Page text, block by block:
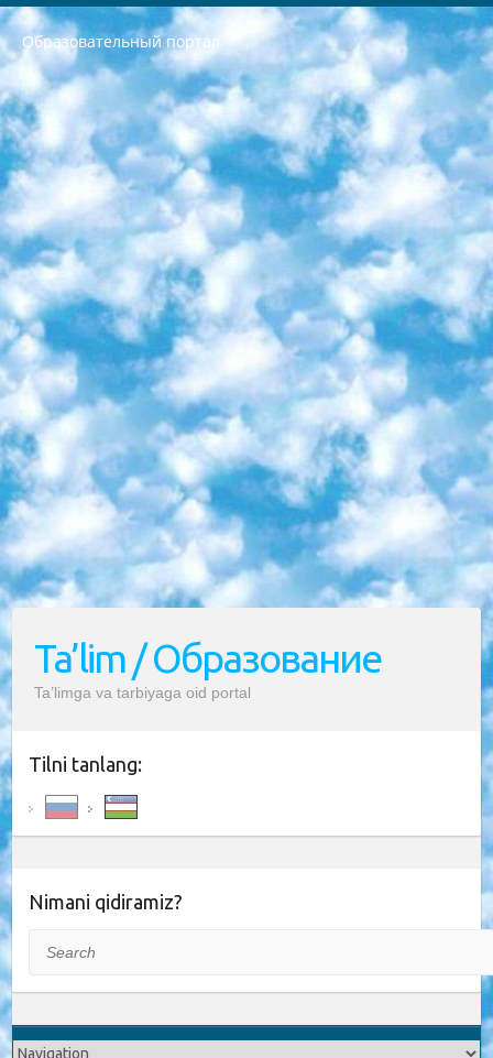
Образовательный портал
РЕСПУБЛИКА УЗБЕКИСТАН МИНИСТРЕРСТВО ДОШКОЛЬНОГО И ШКОЛЬНОГО ОБРАЗОВАНИЯ КОМАНДА в общеобразовательных учреждениях в 2023-2024 учебном году организация и проведение итоговой государственной аттестации обучающихся о Министра дошкольного и школьного образования Республики Узбекистан от 4 марта 2008 года (постановлением Минюста от 20 марта 2008 года № 1778 государственной регистрации) «Итоговое состояние учащихся общего среднего образования на основании положения об утверждении положения об аттестации общего среднего образования выпускной экзамен студентов в образовательных учреждениях в 2023-2024 учебном году В целях организации и прохождения аттестации приказываю: 1. Следующее: перечень предметов, по которым будет проводиться итоговая государственная аттестация и экзамен формы перевода согласно приложению 1; сертификаты международного образца, оценивающие уровень владения иностранными языками перечень согласно приложению 2; 2. Педагогический при специализированных образовательных учреждениях. научно-практический центр квалификации и международной оценки (Д.Давидова) 2024 г. До 25 марта: задания по предметам, по которым будет проводиться итоговая аттестация разработка и утверждение технических условий; итоговая аттестация на основании разработанного предметного задания разработка вопросов по предметам (устно и письменно), экзамен передача; общеобразовательные средние школы и специальные учебные заведения учащиеся выпускных классов школ и интернатов в агентской системе подготовка базы данных экзаменационных материалов и критериев оценки; перевод базы экзаменационных материалов на все языки обучения подать в Республиканский образовательный центр для изготовления; варианты экзаменов на основе разработанных контрольных материалов пусть будут поставлены задачи формирования. 3. Республиканский образовательный центр (Ш.Худайкулов) до 5 апреля 2024 года. до: база данных предоставленных экзаменационных материалов на все языки обучения перевод и экспертиза; для слепых, слабовидящих, глухих, слабослышащих и умственно отсталых детей учащиеся выпускных классов специализированных школ и школ-интернатов база данных экзаменационных материалов на всех преподаваемых языках подготовка критериев оценки; специализированные школы для умственно отсталых детей и технологии для учащихся выпускных классов школ-интернатов разработка соответствующих рекомендаций и критериев проведения ЕГЭ по естествознанию давать задания. 4. Педагогический при специализированных образовательных учреждениях. Научно-практический центр навыков и международной оценки (Д.Давидова), Республика образовательный центр (Худайкулов Ш.) итоговый государственный аттестационный экзамен ориентирован на творческое и логическое мышление при подготовке базы материалов учитывать введение заданий. 5. Следует отметить, что: сертификат государственного образца о знании общеобразовательного предмета и как минимум национальный уровень B1 по предметам на иностранных языках, указанным в Приложении 2. или международно признанный сертификат эквивалентного уровня студенты, изучающие определенный предмет, освобождаются от экзамена; по соответствующим предметам запланирована итоговая государственная аттестация за день до дня, путем жеребьевки Рабочей группой (в письменной форме по предметам, проводимым в форме) из числа сформированных вариантов выбрано 2 варианта; 2 выбранных варианта экзамена анонсированы на официальном сайте министерства и все выпускники по всей стране на основе этих вариантов проводит итоговую государственную аттестацию. 6. Государственное образование учащихся средних общеобразовательных учреждений. знания в соответствии с квалификационными требованиями, которые необходимо приобрести на основании стандартов итоговый (выпускной) контроль для 9 и 11 классов в целях тестирования Экзамены (далее – экзамены) состоят из предметов, перечисленных в приложении 1. будет сделано. 7. Экзамены пройдут с 26 мая по 15 июня 2024 г. (кроме науки физического воспитания). 8. Физическая для учащихся 9 классов общесредних образовательных учреждений. Экзамены по предмету «Образование, квалификация медицина» 1-6 мая 2024 года. сотрудники перевести под присмотр (с отклонениями в физическом или умственном развитии) специализированная школа для детей, школы-интернаты и со сколиозом школы-интернаты санаторного типа для больных детей исключены). 9. Он был слепым, слабовидящим и имел нарушения опорно-двигательного аппарата. экзамены в специализированных школах и интернатах для детей должны проводиться исходя из требований, предъявляемых к общеобразовательным учреждениям (физкультура кроме науки). 10. Специализированная школа для глухих и слабослышащих детей. и экзамены в интернатах и быть реализован в виде письменного теста по математике. 11. Специальность для умственно отсталых детей. Для 9 класса Родной язык и литературное письмо Государственный язык (язык обучения – узбекский). для неклассов) написано Математическое письмо Письменная/устная история Узбекистана Физическое воспитание практично Итоговый контроль Для 11 класса Написание родного языка и литературы (эссе) Математическое письмо Узбекский язык (обучение на узбекском языке) не посещающее общее среднее образование для учреждений)/Образовательное учреждение выбор письменный и устный Иностранный язык письменный/устный Письменная/устная история Узбекистана *По выбору студента:  Химия  Физика  Основы государственного права  География 10 бесплатных образовательных ресурсов - Мы составили подборку онлайн-проектов с интерактивными упражнениями, видеолекциями и статьями. Они помогут вам обрести новые и освежить старые знания бесплатно. 1. «ИНТУИТ» Старейшая образовательная площадка Рунета. Здесь вы найдёте сотни текстовых и видеокурсов на десятки различных тем — от программирования до психологии. Многие курсы подготовлены российскими университетами и крупными международными компаниями вроде Intel и Microsoft. Самостоятельное обучение бесплатное, но желающие могут оплатить услуги персональных наставников. 2. «Смартия» знакомит с актуальными профессиями и подсказывает, как им обучаться. Выбрав заинтересовавшую вас специальность — SMM-специалист, фотограф, веб-дизайнер или другую, — увидите список необходимых для неё умений. Чтобы вы могли освоить их самостоятельно, для каждого умения площадка отображает подборку ссылок на учебные материалы. Хотя «Смартия» ориентируется на русскоязычную аудиторию, часть контента всё же доступна только на английском. 3. «Лекторий Физтеха» Проект Московского физико-технического института (Физтеха). С его помощью вы можете смотреть онлайн серии лекций, записанные на видео в этом вузе. В числе доступных предметов — физика, биология, химия, информационные технологии и другие. К некоторым лекциям администрация ресурса прилагает готовые конспекты, которые можно скачивать в PDF-формате. 4. ITMOcourses Онлайн-площадка Санкт-Петербургского национального исследовательского университета информационных технологий, механики и оптики (ИТМО). Ресурс предоставляет свободный доступ к курсам, разработанным в этом вузе. Каталог материалов разбит на четыре категории: «Оптические системы и технологии», «Приборостроение и робототехника», «Информационные технологии» и «Биотехнологии». Курсы состоят из видеолекций, интерактивных демонстраций и заданий. 5. «КиберЛенинка» Электронная научная библиотека открытого доступа. Каталог площадки регулярно обрастает текстами статей из различных научных изданий. Сгруппированные по журналам и рубрикам публикации можно читать онлайн или скачивать целиком в PDF-формате. Проект нацелен на популяризацию науки за счёт открытого доступа к качественной информации. 6. «ПостНаука» На этом ресурсе публикуют подборки видеолекций, составленные экспертами из разных отраслей и объединённые общими темами. Среди них, к примеру, есть серии «Биоинформатика и геномика», «Культура средневековой Скандинавии» и Cinema Studies о теории кино. Каждая подборка лекций — логически связанная история, рассказанная экспертом от первого лица. Кроме того, на сайте появляются научно-образовательные статьи и тесты на разные темы. 7. «Newочём» Команда проекта «Newочём» отбирает самые интересные тексты из англоязычных СМИ и переводит те из них, за которые голосуют участники сообщества «ВКонтакте». По большей части это научно-популярные статьи. Редакторы придумывают лишь заголовки, в остальном содержание переводов соответствует оригиналам. Полные тексты можно читать прямо в социальной сети. 8. InternetUrok Онлайн-база материалов по основным дисциплинам школьной программы. Информация на сайте структурирована по классам, предметам и темам (урокам). Каждый урок состоит из видеолекций и конспектов. Есть также интерактивные тренажёры и тесты для закрепления пройденного материала. Даже если вы давно окончили школу, возможность повторить программу старших классов всегда может пригодиться. 9. Edutainme Ещё один ресурс об образовании. В отличие от Newtonew, как мне кажется, Edutainme больше ориентируется на представителей индустрии: педагогов, предпринимателей, разработчиков образовательных проектов. Но и любой, кто просто стремится к саморазвитию, найдёт на сайте много полезного и интересного для себя. Например, информацию о новых курсах и образовательных сервисах. 10. Newtonew Онлайн-медиа об образовании и обучении в широком смысле. Авторы Newtonew пишут об инструментах, заведениях, тактиках и стратегиях, которые помогают учить других и получать новые знания самостоятельно. На этой площадке вы найдёте новости, обзоры, аналитические мат
Ta’lim / Образование
Ta’limga va tarbiyaga oid portal
Tilni tanlang:
Nimani qidiramiz?